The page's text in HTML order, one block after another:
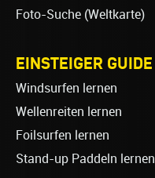
Foto-Suche (Weltkarte)
EINSTEIGER GUIDE
Windsurfen lernen
Wellenreiten lernen
Foilsurfen lernen
Stand-up Paddeln lernen